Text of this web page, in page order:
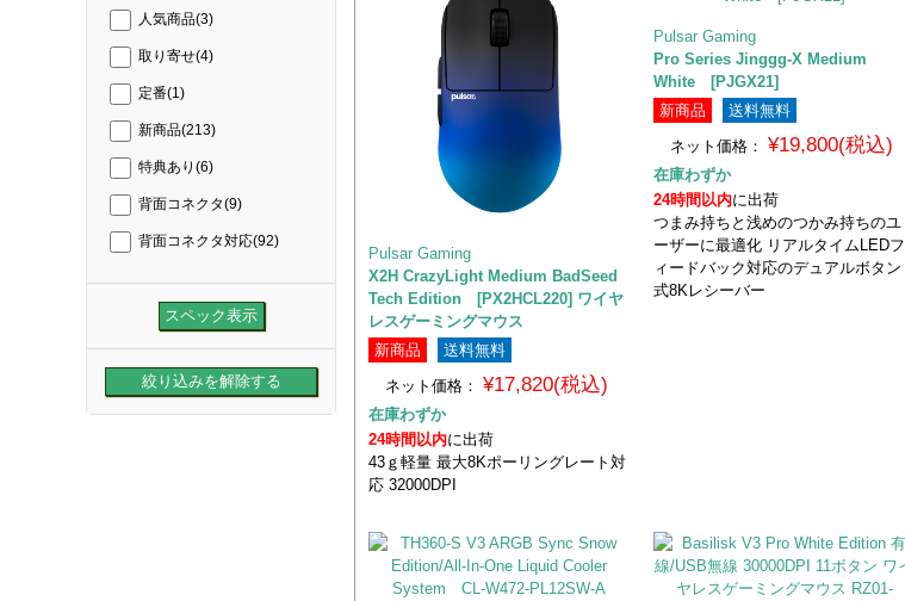
人気商品(3)
取り寄せ(4)
定番(1)
新商品(213)
特典あり (6)
背面コネクタ(9)
背面コネクタ対応(92)
Pulsar Gaming
X2H CrazyLight Medium BadSeed
Tech Edition [PX2HCL220] ワイヤ
レスゲーミングマウス
新商品
送料無料
ネット価格：
¥17,820(税込)
在庫わずか
24時間以内に出荷
43ｇ軽量 最大8Kポーリングレート対
応 32000DPI
Pulsar Gaming
Pro Series Jinggg-X Medium
White [PJGX21]
新商品
送料無料
ネット価格：
¥19,800(税込)
在庫わずか
24時間以内に出荷
つまみ持ちと浅めのつかみ持ちのユ
ーザーに最適化 リアルタイムLEDフ
ィードバック対応のデュアルボタン
式8Kレシーバー